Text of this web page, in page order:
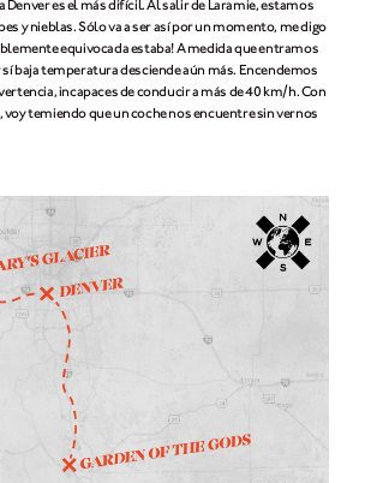
es el más difícil. Al salir de Laramie, estamos
y nieblas. Sólo va a ser así por un momento, me digo
equivocada estaba! A medida que entramos
sí baja temperatura desciende aún más. Encendemos
incapaces de conducir a más de 40 km/h. Con
voy temiendo que un coche nos encuentre sin vernos